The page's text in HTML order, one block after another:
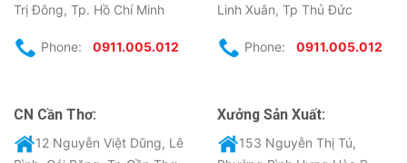
Trị Đông, Tp. Hồ Chí Minh
Phone: 0911.005.012
Linh Xuân, Tp Thủ Đức
Phone: 0911.005.012
CN Cần Thơ:
12 Nguyễn Việt Dũng, Lê
Xưởng Sản Xuất:
153 Nguyễn Thị Tú,